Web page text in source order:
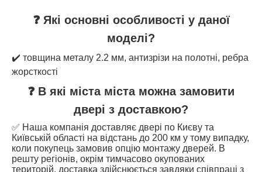
❓ Які основні особливості у даної
моделі?
✔️ товщина металу 2.2 мм, антизрізи на полотні, ребра
жорсткості
❓ В які міста міста можна замовити
двері з доставкою?
✅ Наша компанія доставляє двері по Києву та
Київській області на відстань до 200 км у тому випадку,
коли покупець замовив опцію монтажу дверей. В
решту регіонів, окрім тимчасово окупованих
територій, доставка здійснюється завдяки співпраці з